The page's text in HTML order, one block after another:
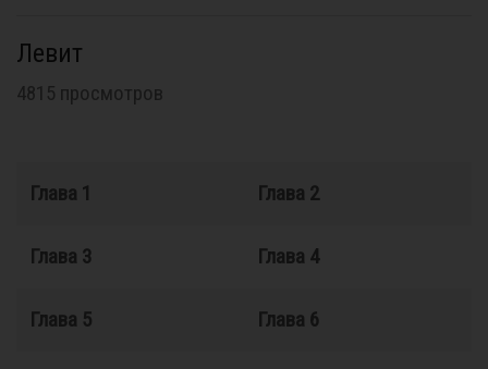
Левит
4815 просмотров
Глава 1 Глава 2
Глава 3 Глава 4
Глава 5 Глава 6